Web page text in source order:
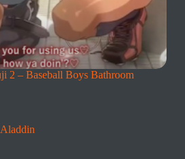
2 – Baseball Boys Bathroom